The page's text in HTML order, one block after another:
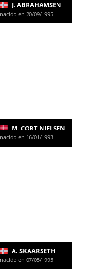
J. ABRAHAMSEN
nacido en 20/09/1995
M. CORT NIELSEN
nacido en 16/01/1993
A. SKAARSETH
nacido en 07/05/1995